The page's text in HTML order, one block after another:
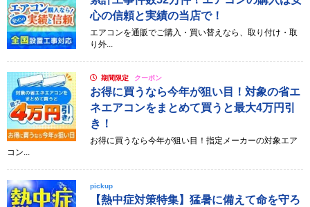
心の信頼と実績の当店で！
エアコンを通販でご購入・買い替えなら、取り付け・取
り外...
期間限定 クーポン
お得に買うなら今年が狙い目！対象の省エ
ネエアコンをまとめて買うと最大4万円引
き！
お得に買うなら今年が狙い目！指定メーカーの対象エア
コン...
pickup
【熱中症対策特集】猛暑に備えて命を守ろ